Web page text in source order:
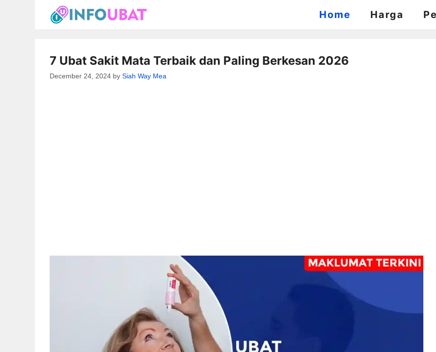
Home Harga
7 Ubat Sakit Mata Terbaik dan Paling Berkesan 2026
December 24, 2024 by Siah Way Mea